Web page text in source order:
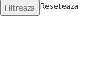
Filtreaza Reseteaza